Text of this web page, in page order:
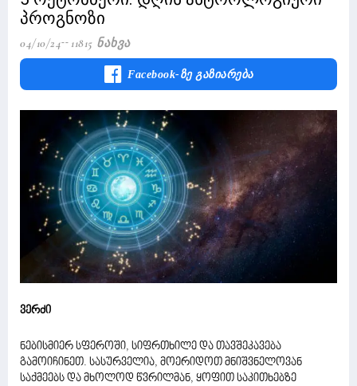
პროგნოზი
04/10/24 11815 Ნახვა
Facebook-Ზე Გაზიარება
ვერძი
ნებისმიერ სფეროში, სიფრთხილე და თავშეკავება
გამოიჩინეთ. სასურველია, მოერიდოთ მნიშვნელოვან
საქმეებს და მხოლოდ წვრილმან, ყოფით საკითხებზე